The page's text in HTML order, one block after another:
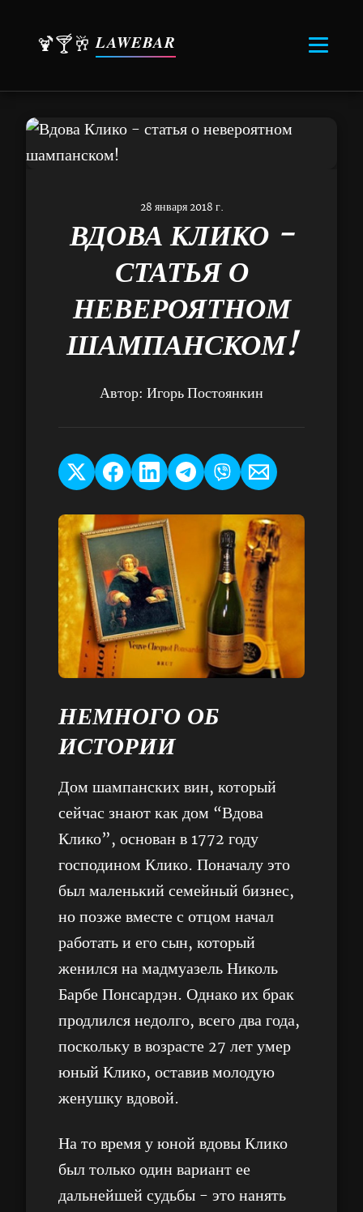
🍹🍸🥂 LAWEBAR
28 января 2018 г.
ВДОВА КЛИКО -
СТАТЬЯ О
НЕВЕРОЯТНОМ
ШАМПАНСКОМ!
Автор: Игорь Постоянкин
НЕМНОГО ОБ
ИСТОРИИ
Дом шампанских вин, который
сейчас знают как дом “Вдова
Клико”, основан в 1772 году
господином Клико. Поначалу это
был маленький семейный бизнес,
но позже вместе с отцом начал
работать и его сын, который
женился на мадмуазель Николь
Барбе Понсардэн. Однако их брак
продлился недолго, всего два года,
поскольку в возрасте 27 лет умер
юный Клико, оставив молодую
женушку вдовой.
На то время у юной вдовы Клико
был только один вариант ее
дальнейшей судьбы - это нанять